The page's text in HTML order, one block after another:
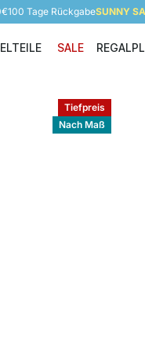
100 Tage RückgabeSUNNY
Einzelteile
SALE
Tiefpreis
Nach Maß